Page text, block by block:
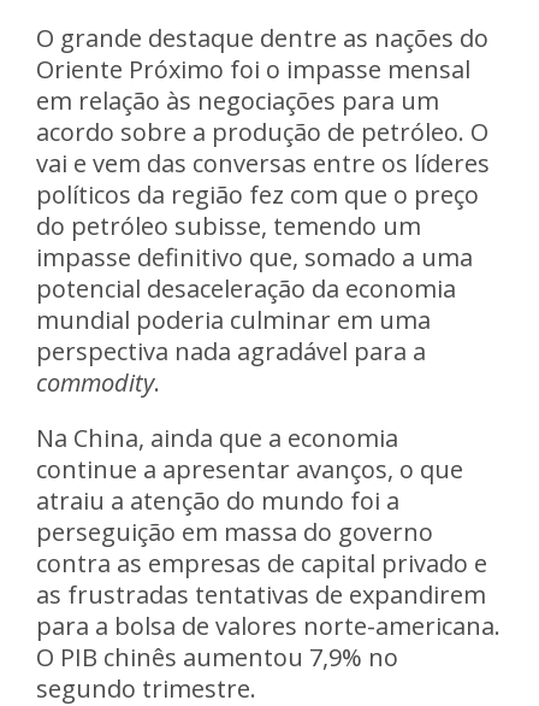
O grande destaque dentre as nações do
Oriente Próximo foi o impasse mensal
em relação às negociações para um
acordo sobre a produção de petróleo. O
vai e vem das conversas entre os líderes
políticos da região fez com que o preço
do petróleo subisse, temendo um
impasse definitivo que, somado a uma
potencial desaceleração da economia
mundial poderia culminar em uma
perspectiva nada agradável para a
commodity.
Na China, ainda que a economia
continue a apresentar avanços, o que
atraiu a atenção do mundo foi a
perseguição em massa do governo
contra as empresas de capital privado e
as frustradas tentativas de expandirem
para a bolsa de valores norte-americana.
O PIB chinês aumentou 7,9% no
segundo trimestre.